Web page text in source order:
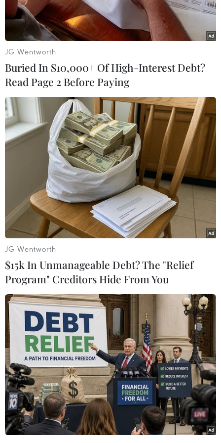
Chapecoense Real của Brazil gặp nạn vào đêm
28/11.
Đội bóng đá Chapecoense Real gặp nạn. (Nguồn: AFP)
Liên đoàn bóng đá Nam Mỹ (CONMEBOL) ngày
29/11 đã quyết định ngừng toàn bộ trận đấu
bóng đá và các hoạt động liên quan sau khi
chiếc máy bay chở đội bóng Chapecoense Real
của Brazil gặp nạn vào đêm 28/11 (theo giờ địa
phương).
Thông cáo của CONMEBOL nêu rõ toàn bộ các
hoạt động của liên đoàn này sẽ tạm ngừng cho
đến khi có thông tin thêm về vụ tai nạn máy
bay trên.
Cũng theo thông cáo, Chủ tịch CONMEBOL, ông
Alejandro Dominguez đang trên đường tới
Medellin, gần nơi máy bay gặp nạn, để tìm hiểu
thêm thông tin.
Trước đó, tối 28/11 (theo giờ địa phương), tức
sáng 29/11 (theo giờ Việt Nam), chiếc máy bay
chở theo 72 hành khách và 9 phi hành đoàn,
JG Wentworth
Buried In $10,000+ Of High-Interest Debt?
Read Page 2 Before Paying
JG Wentworth
$15k In Unmanageable Debt? The "Relief
Program" Creditors Hide From You